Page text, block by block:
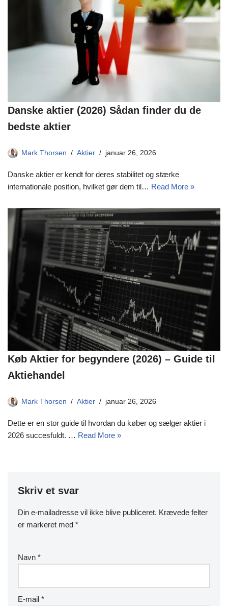
Danske aktier (2026) Sådan finder du de
bedste aktier
Mark Thorsen Aktier januar 26, 2026
Danske aktier er kendt for deres stabilitet og stærke
internationale position, hvilket gør dem til… Read More »
Køb Aktier for begyndere (2026) – Guide til
Aktiehandel
Mark Thorsen Aktier januar 26, 2026
Dette er en stor guide til hvordan du køber og sælger aktier i
2026 succesfuldt. … Read More »
Skriv et svar
Din e-mailadresse vil ikke blive publiceret. Krævede felter
er markeret med *
Navn *
E-mail *